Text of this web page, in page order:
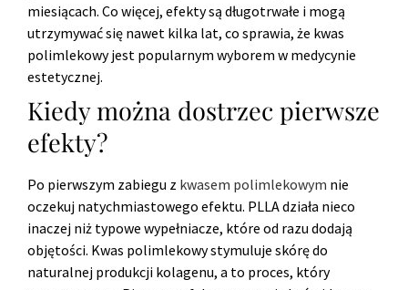
miesiącach. Co więcej, efekty są długotrwałe i mogą
utrzymywać się nawet kilka lat, co sprawia, że kwas
polimlekowy jest popularnym wyborem w medycynie
estetycznej.
Kiedy można dostrzec pierwsze
efekty?
Po pierwszym zabiegu z kwasem polimlekowym nie
oczekuj natychmiastowego efektu. PLLA działa nieco
inaczej niż typowe wypełniacze, które od razu dodają
objętości. Kwas polimlekowy stymuluje skórę do
naturalnej produkcji kolagenu, a to proces, który